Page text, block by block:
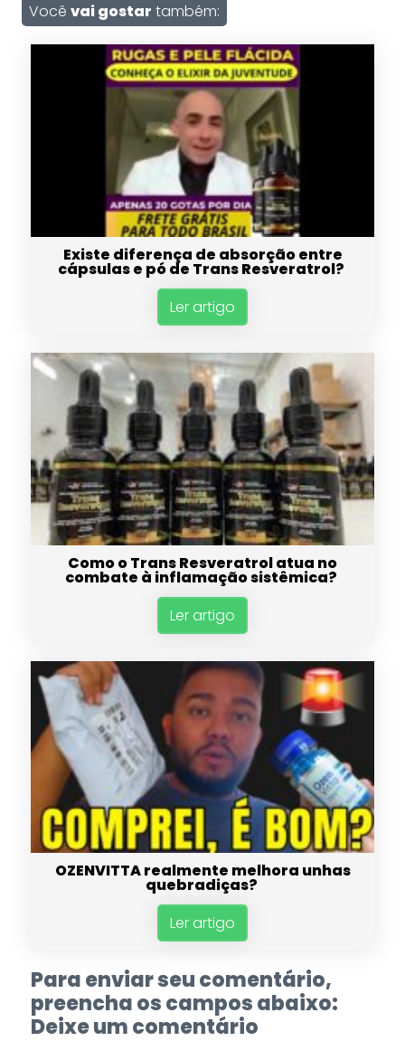
Você vai gostar também:
Existe diferença de absorção entre
cápsulas e pó de Trans Resveratrol?
Ler artigo
Como o Trans Resveratrol atua no
combate à inflamação sistêmica?
Ler artigo
OZENVITTA realmente melhora unhas
quebradiças?
Ler artigo
Para enviar seu comentário,
preencha os campos abaixo:
Deixe um comentário